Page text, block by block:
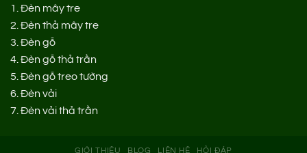
1. Đèn mây tre
2. Đèn thả mây tre
3. Đèn gỗ
4. Đèn gỗ thả trần
5. Đèn gỗ treo tường
6. Đèn vải
7. Đèn vải thả trần
GIỚI THIỆU BLOG LIÊN HỆ HỎI ĐÁP